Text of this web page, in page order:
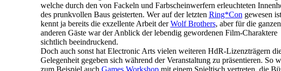
welche durch den von Fackeln und Farbscheinwerfern erleuchteten
des prunkvollen Baus geisterten. Wer auf der letzten Ring*Con gewesen
kennt ja bereits die exzellente Arbeit derWolf Brothers, aber für die ganzen
anderen Gäste war der Anblick der lebendig gewordenen Film-Charaktere
sichtlich beeindruckend.
Doch auch sonst hat Electronic Arts vielen weiteren HdR-Lizenzträgern
Gelegenheit gegeben sich während der Veranstaltung zu präsentieren. So
zum Beispiel auch Games Workshopmit einem Spieltisch vertreten, die